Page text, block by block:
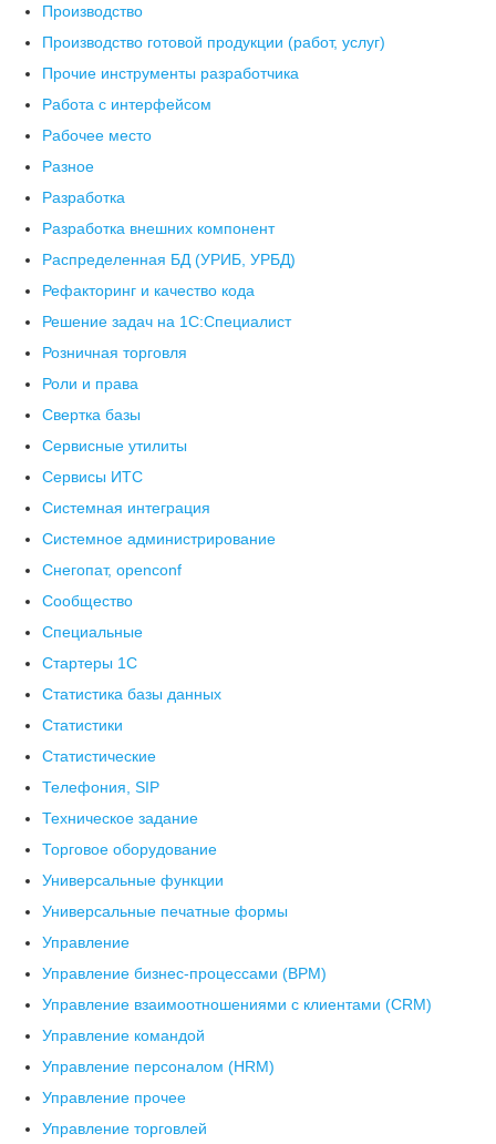
Производство
Производство готовой продукции (работ, услуг)
Прочие инструменты разработчика
Работа с интерфейсом
Рабочее место
Разное
Разработка
Разработка внешних компонент
Распределенная БД (УРИБ, УРБД)
Рефакторинг и качество кода
Решение задач на 1С:Специалист
Розничная торговля
Роли и права
Свертка базы
Сервисные утилиты
Сервисы ИТС
Системная интеграция
Системное администрирование
Снегопат, openconf
Сообщество
Специальные
Стартеры 1С
Статистика базы данных
Статистики
Статистические
Телефония, SIP
Техническое задание
Торговое оборудование
Универсальные функции
Универсальные печатные формы
Управление
Управление бизнес-процессами (BPM)
Управление взаимоотношениями с клиентами (СRM)
Управление командой
Управление персоналом (HRM)
Управление прочее
Управление торговлей